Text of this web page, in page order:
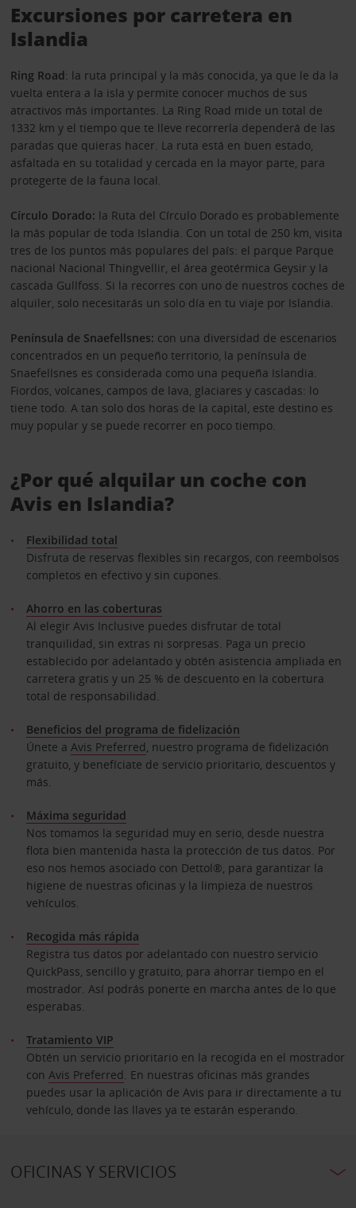
Excursiones por carretera en
Islandia
Ring Road: la ruta principal y la más conocida, ya que le da la
vuelta entera a la isla y permite conocer muchos de sus
atractivos más importantes. La Ring Road mide un total de
1332 km y el tiempo que te lleve recorrerla dependerá de las
paradas que quieras hacer. La ruta está en buen estado,
asfaltada en su totalidad y cercada en la mayor parte, para
protegerte de la fauna local.
Círculo Dorado: la Ruta del Círculo Dorado es probablemente
la más popular de toda Islandia. Con un total de 250 km, visita
tres de los puntos más populares del país: el parque Parque
nacional Nacional Thingvellir, el área geotérmica Geysir y la
cascada Gullfoss. Si la recorres con uno de nuestros coches de
alquiler, solo necesitarás un solo día en tu viaje por Islandia.
Península de Snaefellsnes: con una diversidad de escenarios
concentrados en un pequeño territorio, la península de
Snaefellsnes es considerada como una pequeña Islandia.
Fiordos, volcanes, campos de lava, glaciares y cascadas: lo
tiene todo. A tan solo dos horas de la capital, este destino es
muy popular y se puede recorrer en poco tiempo.
¿Por qué alquilar un coche con
Avis en Islandia?
Flexibilidad total
Disfruta de reservas flexibles sin recargos, con reembolsos
completos en efectivo y sin cupones.
Ahorro en las coberturas
Al elegir Avis Inclusive puedes disfrutar de total
tranquilidad, sin extras ni sorpresas. Paga un precio
establecido por adelantado y obtén asistencia ampliada en
carretera gratis y un 25 % de descuento en la cobertura
total de responsabilidad.
Beneficios del programa de fidelización
Únete a Avis Preferred, nuestro programa de fidelización
gratuito, y benefíciate de servicio prioritario, descuentos y
más.
Máxima seguridad
Nos tomamos la seguridad muy en serio, desde nuestra
flota bien mantenida hasta la protección de tus datos. Por
eso nos hemos asociado con Dettol®, para garantizar la
higiene de nuestras oficinas y la limpieza de nuestros
vehículos.
Recogida más rápida
Registra tus datos por adelantado con nuestro servicio
QuickPass, sencillo y gratuito, para ahorrar tiempo en el
mostrador. Así podrás ponerte en marcha antes de lo que
esperabas.
Tratamiento VIP
Obtén un servicio prioritario en la recogida en el mostrador
con Avis Preferred. En nuestras oficinas más grandes
puedes usar la aplicación de Avis para ir directamente a tu
vehículo, donde las llaves ya te estarán esperando.
OFICINAS Y SERVICIOS